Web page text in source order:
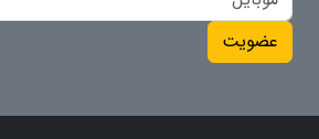
عضویت